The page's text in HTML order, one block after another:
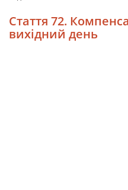
Стаття 72.
вихідний день